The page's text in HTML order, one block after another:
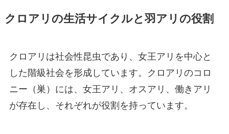
クロアリの生活サイクルと羽アリの役割
クロアリは社会性昆虫であり、女王アリを中心と
した階級社会を形成しています。クロアリのコロ
ニー（巣）には、女王アリ、オスアリ、働きアリ
が存在し、それぞれが役割を持っています。